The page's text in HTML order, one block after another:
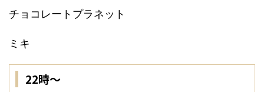
チョコレートプラネット
ミキ
22時〜